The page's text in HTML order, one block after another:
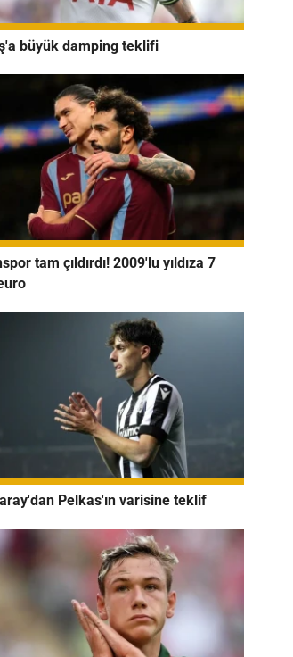
büyük damping teklifi
tam çıldırdı! 2009'lu yıldıza 7
Pelkas'ın varisine teklif